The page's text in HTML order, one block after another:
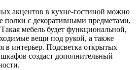
акцентов в кухне-гостиной можно
полки с декоративными предметами,
мебель будет функциональной,
вещи под рукой, а также
в интерьер. Подсветка открытых
создаст дополнительный